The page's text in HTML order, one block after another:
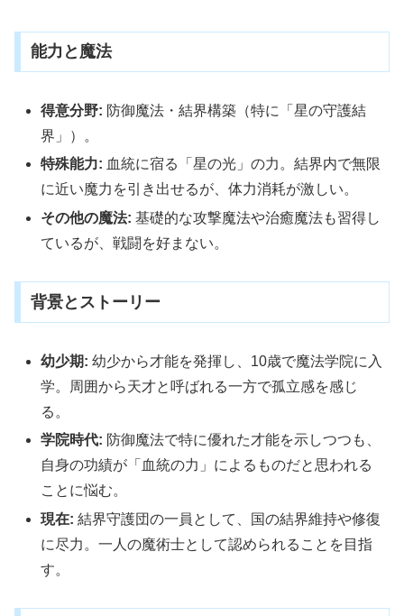
能力と魔法
得意分野: 防御魔法・結界構築（特に「星の守護結
界」）。
特殊能力: 血統に宿る「星の光」の力。結界内で無限
に近い魔力を引き出せるが、体力消耗が激しい。
その他の魔法: 基礎的な攻撃魔法や治癒魔法も習得し
ているが、戦闘を好まない。
背景とストーリー
幼少期: 幼少から才能を発揮し、10歳で魔法学院に入
学。周囲から天才と呼ばれる一方で孤立感を感じ
る。
学院時代: 防御魔法で特に優れた才能を示しつつも、
自身の功績が「血統の力」によるものだと思われる
ことに悩む。
現在: 結界守護団の一員として、国の結界維持や修復
に尽力。一人の魔術士として認められることを目指
す。